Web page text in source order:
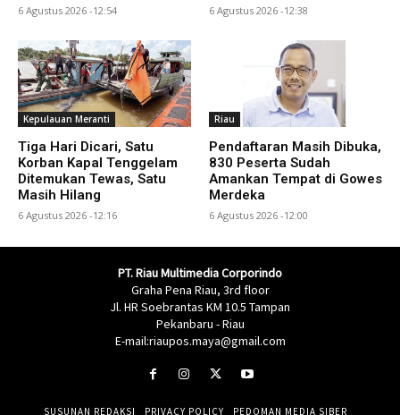
6 Agustus 2026 -12:54 6 Agustus 2026 -12:38
Kepulauan Meranti
Tiga Hari Dicari, Satu
Korban Kapal Tenggelam
Ditemukan Tewas, Satu
Masih Hilang
6 Agustus 2026 -12:16
Riau
Pendaftaran Masih Dibuka,
830 Peserta Sudah
Amankan Tempat di Gowes
Merdeka
6 Agustus 2026 -12:00
PT. Riau Multimedia Corporindo
Graha Pena Riau, 3rd floor
Jl. HR Soebrantas KM 10.5 Tampan
Pekanbaru - Riau
E-mail:riaupos.maya@gmail.com
SUSUNAN REDAKSI PRIVACY POLICY PEDOMAN MEDIA SIBER